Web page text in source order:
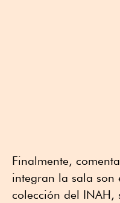
Finalmente,
integran la sala son
colección del INAH,